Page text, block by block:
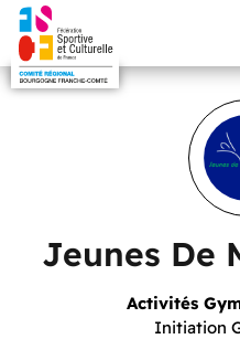
Jeunes De
Activités
Initiation